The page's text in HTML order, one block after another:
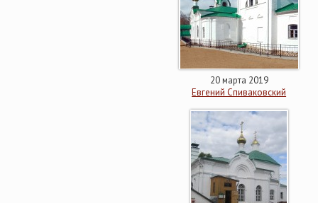
20 марта 2019
Евгений Спиваковский